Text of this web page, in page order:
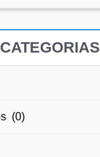
CATEGORIAS
(0)